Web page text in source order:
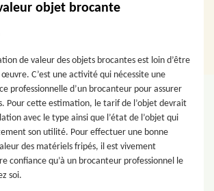
objet brocante
de valeur des objets brocantes est loin d’être
C’est une activité qui nécessite une
professionnelle d’un brocanteur pour assurer
Pour cette estimation, le tarif de l’objet devrait
avec le type ainsi que l’état de l’objet qui
son utilité. Pour effectuer une bonne
des matériels fripés, il est vivement
confiance qu’à un brocanteur professionnel le
soi.